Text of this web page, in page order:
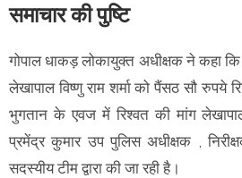
समाचार की पुष्टि
गोपाल धाकड़ लोकायुक्त अधीक्षक ने कहा
लेखापाल विष्णु राम शर्मा को पैंसठ सौ रुपये
भुगतान के एवज में रिश्वत की मांग
प्रमेंद्र कुमार उप पुलिस अधीक्षक ,
सदस्यीय टीम द्वारा की जा रही है।